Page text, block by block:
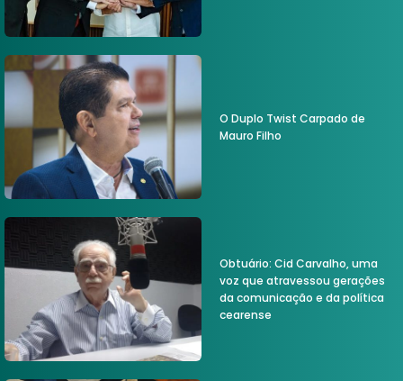
O Duplo Twist Carpado de
Mauro Filho
Obtuário: Cid Carvalho, uma
voz que atravessou gerações
da comunicação e da política
cearense